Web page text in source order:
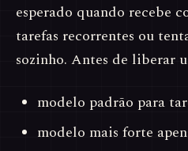
esperado quando recebe
tarefas recorrentes ou
sozinho. Antes de liberar
modelo padrão para
modelo mais forte